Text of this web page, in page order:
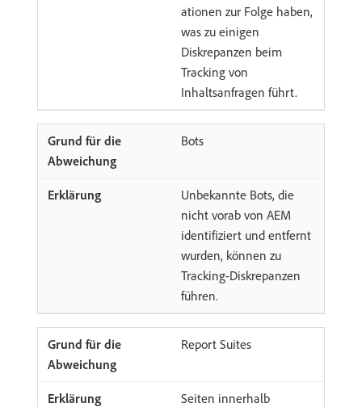
ationen zur Folge haben,
was zu einigen
Diskrepanzen beim
Tracking von
Inhaltsanfragen führt.
Bots
Unbekannte Bots, die
nicht vorab von AEM
identifiziert und entfernt
wurden, können zu
Tracking-Diskrepanzen
führen.
Report Suites
Seiten innerhalb